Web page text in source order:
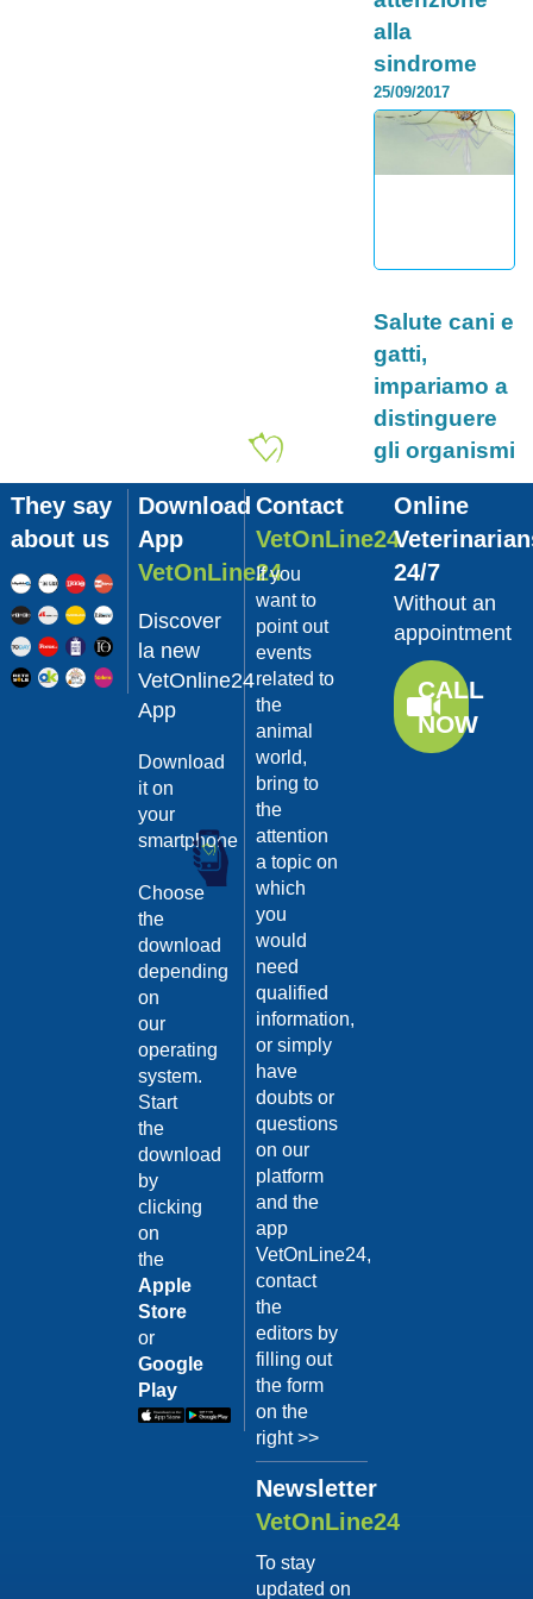
alla
sindrome
torsione
gastrica
importante, proprio
riconoscere a...
25/09/2017
Salute cani e
gatti,
impariamo a
distinguere
gli organismi
più dannosi
La salute di cani e
gatti è importante,
conoscere quali
organismi possono
Continua >
26/10/2017
Category:
Alimentazione
per cani e
La
They say
about us
Download
App
VetOnLine24
Discover
la new
VetOnline24
App
Download
it on
your
smartphone
Choose
the
download
depending
on
our
operating
system.
Start
the
download
by
clicking
on
the
Apple
Store
or
Google
Play
Contact
VetOnLine24
If you
want to
point out
events
related to
the
animal
world,
bring to
the
attention
a topic on
which
you
would
need
qualified
information,
or simply
have
doubts or
questions
on our
platform
and the
app
VetOnLine24,
contact
the
editors by
filling out
the form
on the
right >>
Newsletter
VetOnLine24
To stay
updated on
Online
24/7
Without an
appointment
CALL
NOW